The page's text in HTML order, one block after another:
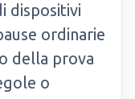
dispositivi
ordinarie
della prova
o